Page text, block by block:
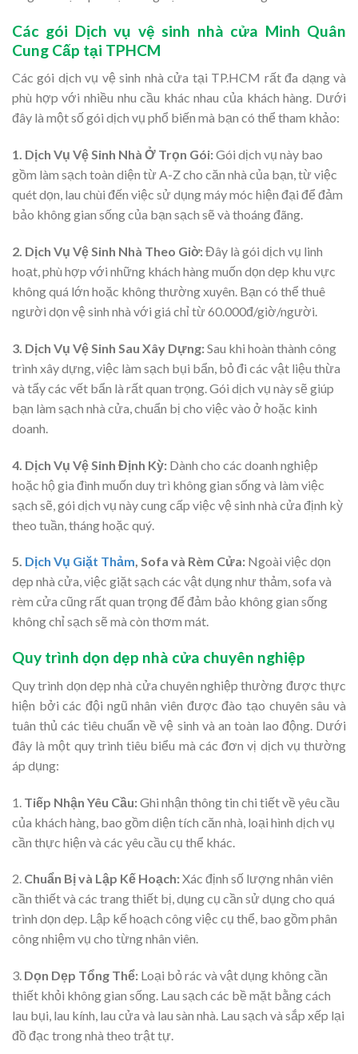
Các gói Dịch vụ vệ sinh nhà cửa Minh Quân
Cung Cấp tại TPHCM
Các gói dịch vụ vệ sinh nhà cửa tại TP.HCM rất đa dạng và
phù hợp với nhiều nhu cầu khác nhau của khách hàng. Dưới
đây là một số gói dịch vụ phổ biến mà bạn có thể tham khảo:
1. Dịch Vụ VệSinh Nhà Ở Trọn Gói:Gói dịch vụ này bao
gồm làm sạch toàn diện từ A-Z cho căn nhà của bạn, từ việc
quét dọn, lau chùi đến việc sử dụng máy móc hiện đại để đảm
bảo không gian sống của bạn sạch sẽ và thoáng đãng.
2. Dịch Vụ Vệ Sinh Nhà Theo Giờ:Đây là gói dịch vụ linh
hoạt, phù hợp với những khách hàng muốn dọn dẹp khu vực
không quá lớn hoặc không thường xuyên. Bạn có thể thuê
người dọn vệ sinh nhà với giá chỉ từ 60.000đ/giờ/người.
3. Dịch Vụ Vệ Sinh Sau Xây Dựng:Sau khi hoàn thành công
trình xây dựng, việc làm sạch bụi bẩn, bỏ đi các vật liệu thừa
và tẩy các vết bẩn là rất quan trọng. Gói dịch vụ này sẽ giúp
bạn làm sạch nhà cửa, chuẩn bị cho việc vào ở hoặc kinh
doanh.
4. Dịch Vụ Vệ Sinh Định Kỳ: Dành cho các doanh nghiệp
hoặc hộ gia đình muốn duy trì không gian sống và làm việc
sạch sẽ, gói dịch vụ này cung cấp việc vệ sinh nhà cửa định kỳ
theo tuần, tháng hoặc quý.
5. Dịch Vụ Giặt Thảm, Sofa và Rèm Cửa: Ngoài việc dọn
dẹp nhà cửa, việc giặt sạch các vật dụng như thảm, sofa và
rèm cửa cũng rất quan trọng để đảm bảo không gian sống
không chỉ sạch sẽ mà còn thơm mát.
Quy trình dọn dẹp nhà cửa chuyên nghiệp
Quy trình dọn dẹp nhà cửa chuyên nghiệp thường được thực
hiện bởi các đội ngũ nhân viên được đào tạo chuyên sâu và
tuân thủ các tiêu chuẩn về vệ sinh và an toàn lao động. Dưới
đây là một quy trình tiêu biểu mà các đơn vị dịch vụ thường
áp dụng:
1. Tiếp Nhận Yêu Cầu:Ghi nhận thông tin chi tiết về yêu cầu
của khách hàng, bao gồm diện tích căn nhà, loại hình dịch vụ
cần thực hiện và các yêu cầu cụ thể khác.
2. Chuẩn Bị và Lập Kế Hoạch:Xác định số lượng nhân viên
cần thiết và các trang thiết bị, dụng cụ cần sử dụng cho quá
trình dọn dẹp. Lập kế hoạch công việc cụ thể, bao gồm phân
công nhiệm vụ cho từng nhân viên.
3. Dọn Dẹp Tổng Thể: Loại bỏ rác và vật dụng không cần
thiết khỏi không gian sống. Lau sạch các bề mặt bằng cách
lau bụi, lau kính, lau cửa và lau sàn nhà. Lau sạch và sắp xếp lại
đồ đạc trong nhà theo trật tự.